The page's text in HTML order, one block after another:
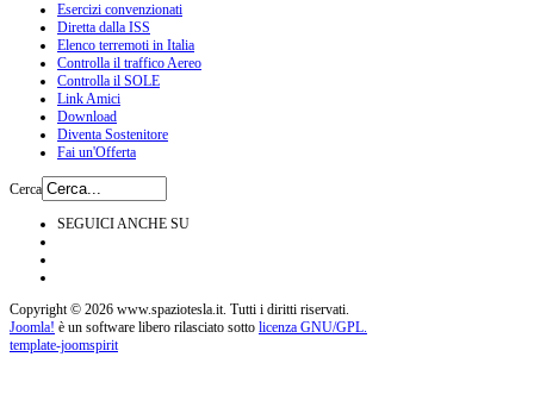
Esercizi convenzionati
Diretta dalla ISS
Elenco terremoti in Italia
Controlla il traffico Aereo
Controlla il SOLE
Link Amici
Download
Diventa Sostenitore
Fai un'Offerta
Cerca
SEGUICI ANCHE SU
Copyright © 2026 www.spaziotesla.it. Tutti i diritti riservati.
Joomla! è un software libero rilasciato sotto licenza GNU/GPL.
template-joomspirit